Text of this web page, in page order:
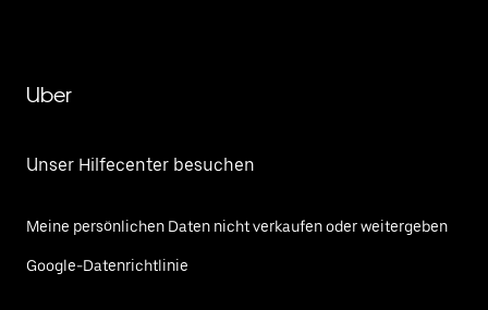
Uber
Unser Hilfecenter besuchen
Meine persönlichen Daten nicht verkaufen oder weitergeben
Google-Datenrichtlinie